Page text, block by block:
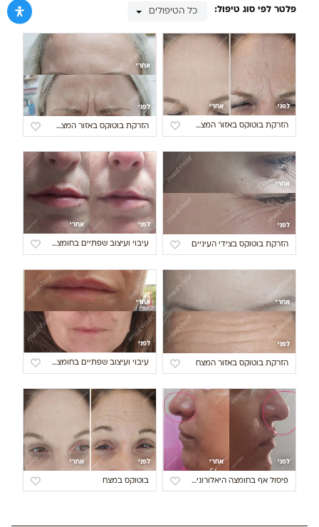
פלטר לפי סוג טיפול: כל הטיפולים
לפני אחרי
הזרקת בוטוקס באזור המצח וקמט זעף
לפני
אחרי
הזרקת בוטוקס באזור המצח וקמט זעף
לפני
אחרי
הזרקת בוטוקס בצידי העיניים
לפני אחרי
עיבוי ועיצוב שפתיים בחומצה היאלורונית
לפני
אחרי
הזרקת בוטוקס באזור המצח
לפני
אחרי
עיבוי ועיצוב שפתיים בחומצה היאלורונית
לפני אחרי
פיסול אף בחומצה היאלורונית
לפני אחרי
בוטוקס במצח